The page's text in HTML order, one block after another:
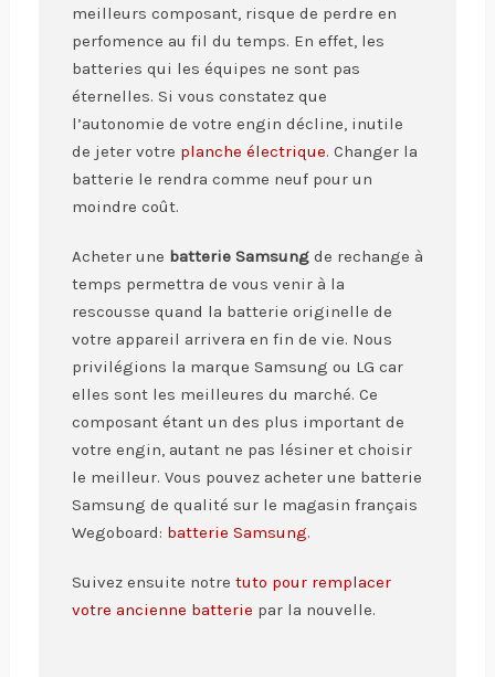
meilleurs composant, risque de perdre en
perfomence au fil du temps. En effet, les
batteries qui les équipes ne sont pas
éternelles. Si vous constatez que
l’autonomie de votre engin décline, inutile
de jeter votre planche électrique. Changer la
batterie le rendra comme neuf pour un
moindre coût.
Acheter une batterie Samsung de rechange à
temps permettra de vous venir à la
rescousse quand la batterie originelle de
votre appareil arrivera en fin de vie. Nous
privilégions la marque Samsung ou LG car
elles sont les meilleures du marché. Ce
composant étant un des plus important de
votre engin, autant ne pas lésiner et choisir
le meilleur. Vous pouvez acheter une batterie
Samsung de qualité sur le magasin français
Wegoboard: batterie Samsung.
Suivez ensuite notre tuto pour remplacer
votre ancienne batterie par la nouvelle.